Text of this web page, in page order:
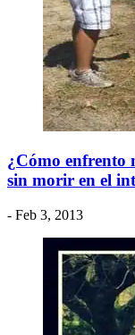
¿Cómo enfrento
sin morir en el
- Feb 3, 2013